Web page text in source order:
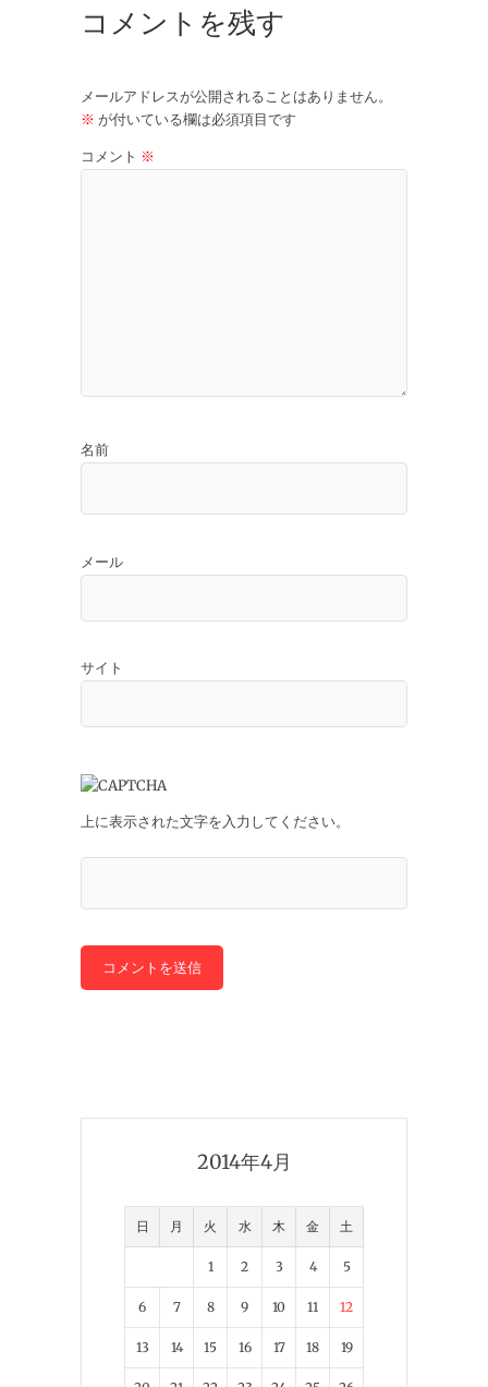
コメントを残す
メールアドレスが公開されることはありません。
※ が付いている欄は必須項目です
コメント ※
名前
メール
サイト
上に表示された文字を入力してください。
2014年4月
日 月 火 水 木 金 土
1 2 3 4 5
6 7 8 9 10 11 12
13 14 15 16 17 18 19